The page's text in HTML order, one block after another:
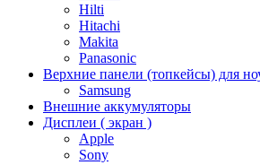
Hilti
Hitachi
Makita
Panasonic
Верхние панели (топкейсы) для
Samsung
Внешние аккумуляторы
Дисплеи ( экран )
Apple
Sony